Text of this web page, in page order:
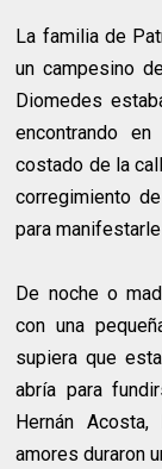
La familia de
un campesino
Diomedes
encontrando
costado de la
corregimiento
para
De noche o
con una
supiera que
abría para
Hernán
amores duraron